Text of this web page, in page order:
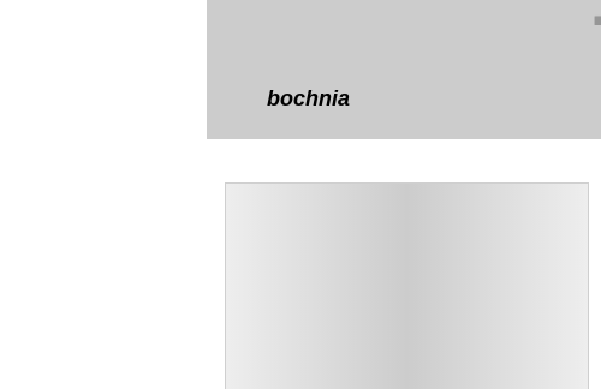
bochnia